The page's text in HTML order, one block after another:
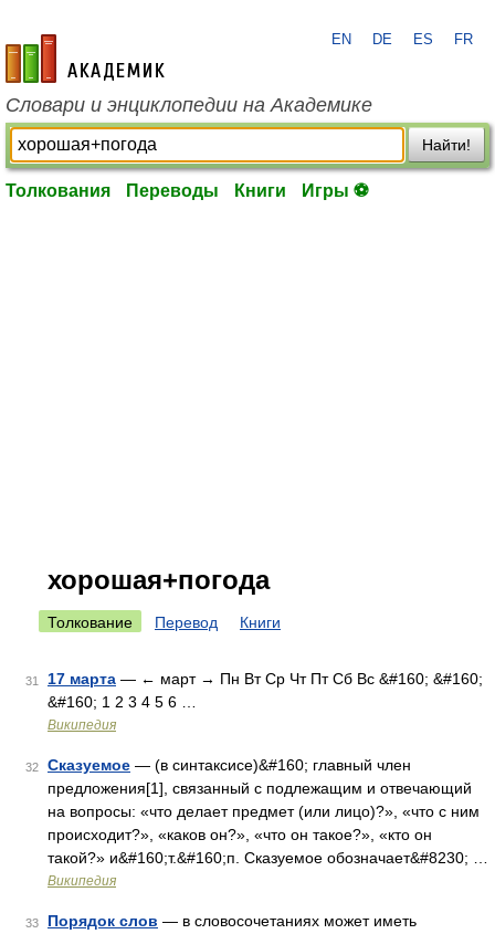
academic.ru
EN DE ES FR
Словари и энциклопедии на Академике
Найти!
Толкования Переводы Книги Игры ⚽
хорошая+погода
Толкование Перевод Книги
31 17 марта — ← март → Пн Вт Ср Чт Пт Сб Вс &#160; &#160;
&#160; 1 2 3 4 5 6 …
Википедия
32 Сказуемое — (в синтаксисе)&#160; главный член
предложения[1], связанный с подлежащим и отвечающий
на вопросы: «что делает предмет (или лицо)?», «что с ним
происходит?», «каков он?», «что он такое?», «кто он
такой?» и&#160;т.&#160;п. Сказуемое обозначает&#8230; …
Википедия
33 Порядок слов — в словосочетаниях может иметь